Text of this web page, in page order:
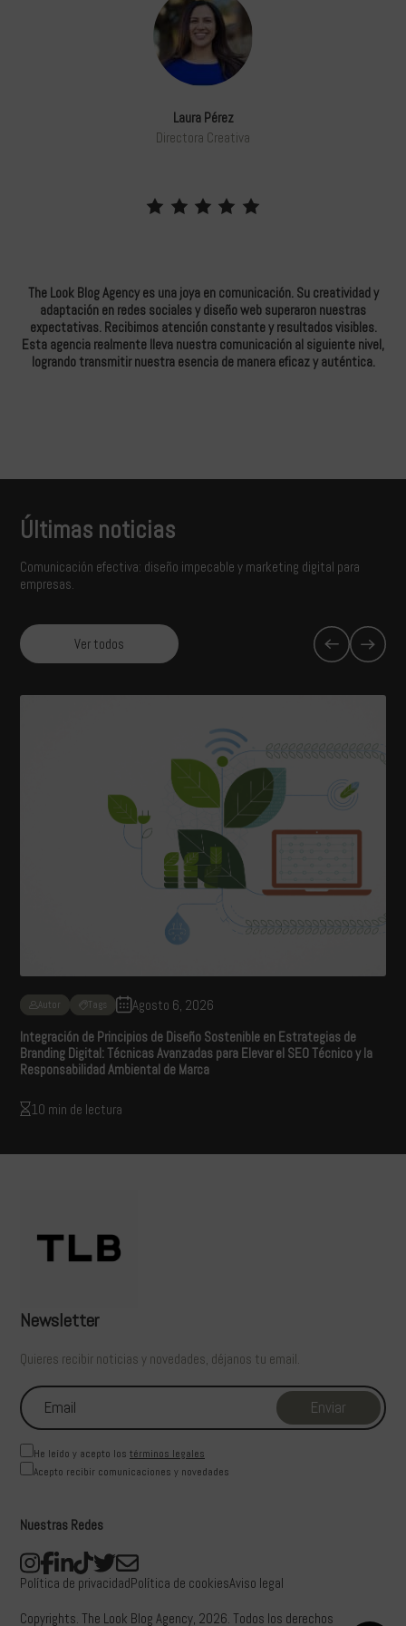
Laura Pérez
Directora Creativa
The Look Blog Agency es una joya en comunicación. Su creatividad y
adaptación en redes sociales y diseño web superaron nuestras
expectativas. Recibimos atención constante y resultados visibles.
Esta agencia realmente lleva nuestra comunicación al siguiente nivel,
logrando transmitir nuestra esencia de manera eficaz y auténtica.
Últimas noticias
Comunicación efectiva: diseño impecable y marketing digital para
empresas.
Ver todos
Autor Tags
Agosto 6, 2026
Integración de Principios de Diseño Sostenible en Estrategias de
Branding Digital: Técnicas Avanzadas para Elevar el SEO Técnico y la
Responsabilidad Ambiental de Marca
10 min de lectura
Newsletter
Quieres recibir noticias y novedades, déjanos tu email.
He leído y acepto los términos legales
Acepto recibir comunicaciones y novedades
Nuestras Redes
Política de privacidadPolítica de cookiesAviso legal
Copyrights. The Look Blog Agency, 2026. Todos los derechos